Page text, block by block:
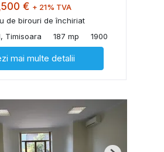
€ + 21% TVA
de birouri de închiriat
Timisoara
187 mp 1900
mai multe detalii